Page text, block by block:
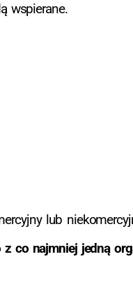
wspierane.
lub
co najmniej jedną